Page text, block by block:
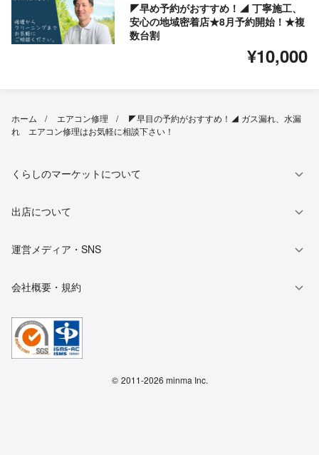
◤早め予約がおすすめ！◢ 丁寧施工、
安心の地域密着店★8月予約開始！★複
数台割
¥10,000
ホーム エアコン修理
◤早目の予約がおすすめ！◢ ガス漏れ、水漏
れ エアコン修理はお気軽に相談下さい！
くらしのマーケットについて
出店について
運営メディア・SNS
会社概要・規約
© 2011-2026 minma Inc.